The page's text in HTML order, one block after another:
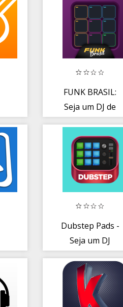
FUNK BRASIL:
Seja um DJ de
Dubstep Pads -
Seja um DJ